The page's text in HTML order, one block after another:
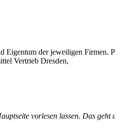
Eigentum der jeweiligen Firmen.
Vertrieb Dresden,
vorlesen lassen. Das